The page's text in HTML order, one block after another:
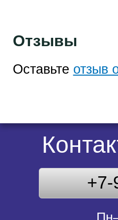
Отзывы
Оставьте отзыв
+7-